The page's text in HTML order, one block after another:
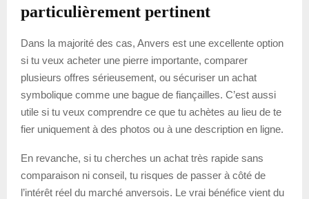
particulièrement pertinent
Dans la majorité des cas, Anvers est une excellente option
si tu veux acheter une pierre importante, comparer
plusieurs offres sérieusement, ou sécuriser un achat
symbolique comme une bague de fiançailles. C’est aussi
utile si tu veux comprendre ce que tu achètes au lieu de te
fier uniquement à des photos ou à une description en ligne.
En revanche, si tu cherches un achat très rapide sans
comparaison ni conseil, tu risques de passer à côté de
l’intérêt réel du marché anversois. Le vrai bénéfice vient du